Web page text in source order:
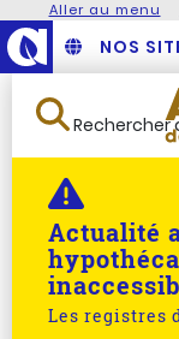
Aller au menu
NOS
Rechercher
Actualité
Les registres